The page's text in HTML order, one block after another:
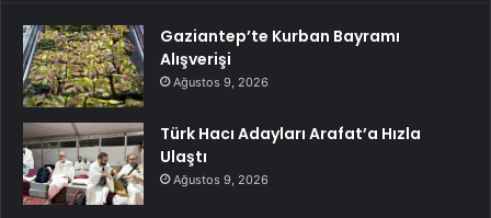
Gaziantep’te Kurban Bayramı
Alışverişi
Ağustos 9, 2026
Türk Hacı Adayları Arafat’a Hızla
Ulaştı
Ağustos 9, 2026